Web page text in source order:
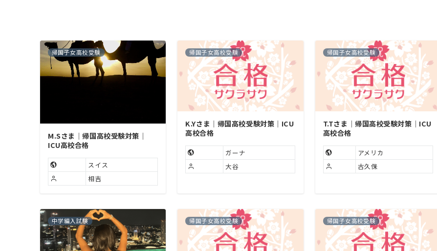
帰国子女高校受験
M.Sさま｜帰国高校受験対策｜
ICU高校合格
スイス
相吉
帰国子女高校受験
K.Yさま｜帰国高校受験対策｜ICU
高校合格
ガーナ
大谷
帰国子女高校受験
T.Tさま｜帰国高校受験対策｜ICU
高校合格
アメリカ
古久保
中学編入試験 帰国子女高校受験 帰国子女高校受験